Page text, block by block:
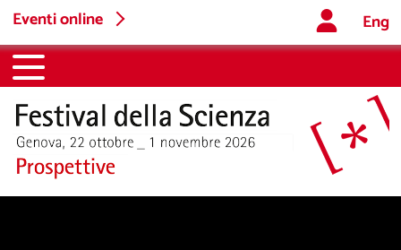
Eventi online Eng